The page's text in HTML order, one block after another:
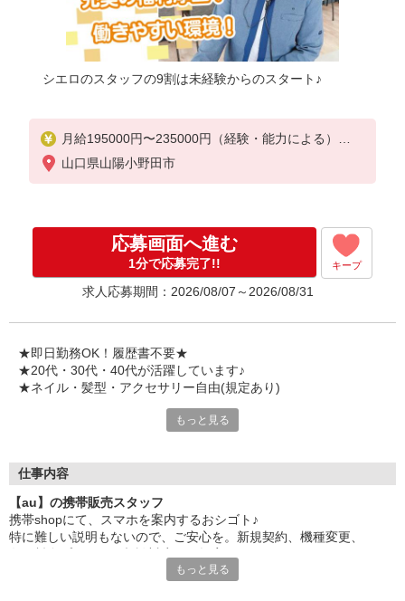
シエロのスタッフの9割は未経験からのスタート♪
月給195000円〜235000円（経験・能力による）
※給与幅は経験・スキルによる
交通費全額支給
社会保険完備
車通勤可能
゜+゜・。○。・゜+゜・。○。・゜+゜
入社祝い金10万円支給(規定有)
お友達を紹介頂くと,
インセンティブ支給(規定有)
゜・。○。・゜+゜・。○。・゜+゜
山口県山陽小野田市
応募画面へ進む
1分で応募完了!! キープ
求人応募期間：2026/08/07～2026/08/31
★即日勤務OK！履歴書不要★
★20代・30代・40代が活躍しています♪
★ネイル・髪型・アクセサリー自由(規定あり)
でも心配ご無用！
お互いに教え合ったり、フォローしあったりする
和気あいあいとした人間関係がある店舗ばかり！
皆で一緒にステップアップしましょう♪
【選べるお仕事いろいろ】
もっと見る
仕事内容
【au】の携帯販売スタッフ
携帯shopにて、スマホを案内するおシゴト♪
特に難しい説明もないので、ご安心を。新規契約、機種変更、
もっと見る